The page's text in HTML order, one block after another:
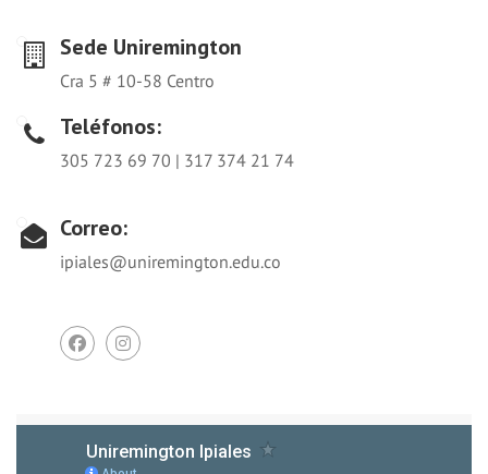
Sede Uniremington
Cra 5 # 10-58 Centro
Teléfonos:
305 723 69 70 | 317 374 21 74
Correo:
ipiales@uniremington.edu.co